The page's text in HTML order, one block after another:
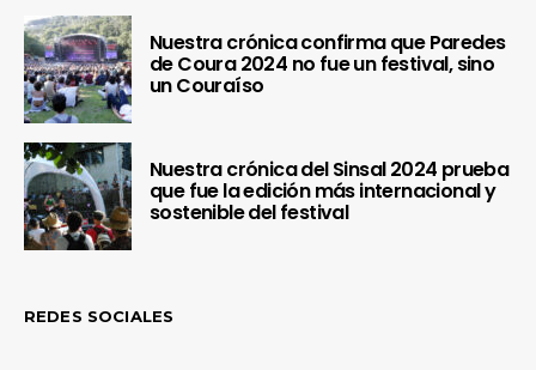
Nuestra crónica confirma que Paredes
de Coura 2024 no fue un festival, sino
un Couraíso
Nuestra crónica del Sinsal 2024 prueba
que fue la edición más internacional y
sostenible del festival
REDES SOCIALES